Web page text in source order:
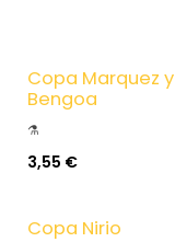
Copa Marquez y
Bengoa
⚗️
3,55 €
Copa Nirio